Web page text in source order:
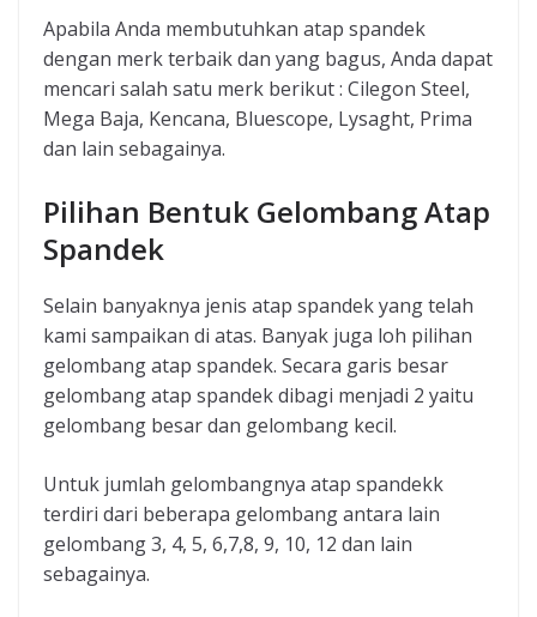
Apabila Anda membutuhkan atap spandek
dengan merk terbaik dan yang bagus, Anda dapat
mencari salah satu merk berikut : Cilegon Steel,
Mega Baja, Kencana, Bluescope, Lysaght, Prima
dan lain sebagainya.
Pilihan Bentuk Gelombang Atap
Spandek
Selain banyaknya jenis atap spandek yang telah
kami sampaikan di atas. Banyak juga loh pilihan
gelombang atap spandek. Secara garis besar
gelombang atap spandek dibagi menjadi 2 yaitu
gelombang besar dan gelombang kecil.
Untuk jumlah gelombangnya atap spandekk
terdiri dari beberapa gelombang antara lain
gelombang 3, 4, 5, 6,7,8, 9, 10, 12 dan lain
sebagainya.